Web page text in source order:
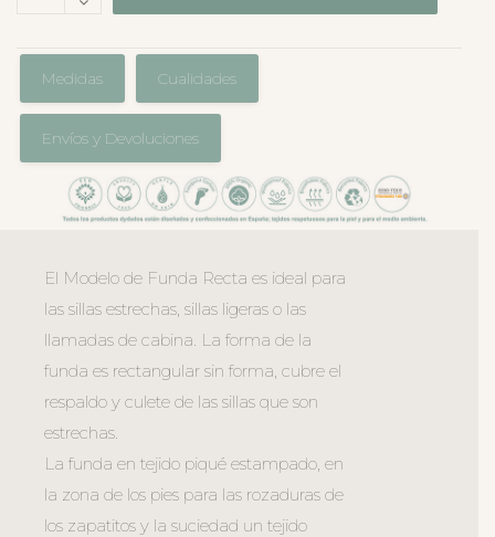
Medidas Cualidades
Envíos y Devoluciones
El Modelo de Funda Recta es ideal para
las sillas estrechas, sillas ligeras o las
llamadas de cabina. La forma de la
funda es rectangular sin forma, cubre el
respaldo y culete de las sillas que son
estrechas.
La funda en tejido piqué estampado, en
la zona de los pies para las rozaduras de
los zapatitos y la suciedad un tejido